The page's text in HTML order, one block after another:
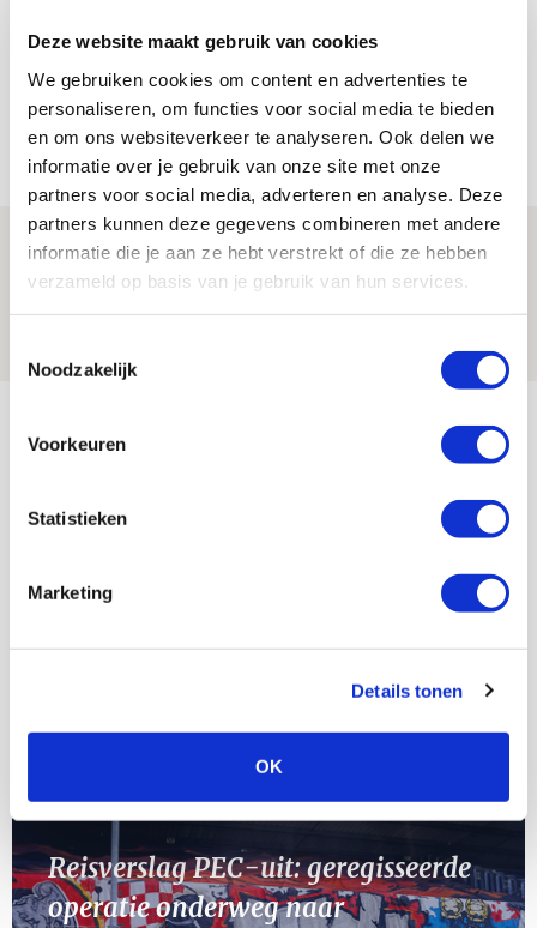
Deze website maakt gebruik van cookies
We gebruiken cookies om content en advertenties te
personaliseren, om functies voor social media te bieden
en om ons websiteverkeer te analyseren. Ook delen we
informatie over je gebruik van onze site met onze
partners voor social media, adverteren en analyse. Deze
partners kunnen deze gegevens combineren met andere
informatie die je aan ze hebt verstrekt of die ze hebben
verzameld op basis van je gebruik van hun services.
Noodzakelijk
Voorkeuren
Statistieken
Marketing
Details tonen
OK
Reisverslag PEC-uit: geregisseerde
operatie onderweg naar
‘voetbaltempel’
09 AUGUSTUS 2026 - 18:53
BLOG
Brandt heeft veel vertrouwen in Ajax
dat steeds beter wordt
09 AUGUSTUS 2026 - 18:14
AGENDA
23
Selectiedag ballenjongens/-meiden
Reisverslag PEC-uit: geregisseerde
operatie onderweg naar